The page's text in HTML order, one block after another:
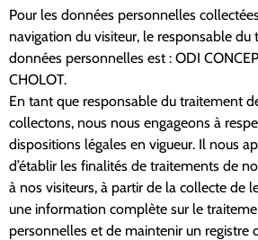
Pour les données personnelles
navigation du visiteur, le responsable du
données personnelles est : ODI
CHOLOT.
En tant que responsable du traitement
collectons, nous nous engageons à
dispositions légales en vigueur. Il nous
d’établir les finalités de traitements de
à nos visiteurs, à partir de la collecte de
une information complète sur le
personnelles et de maintenir un registre